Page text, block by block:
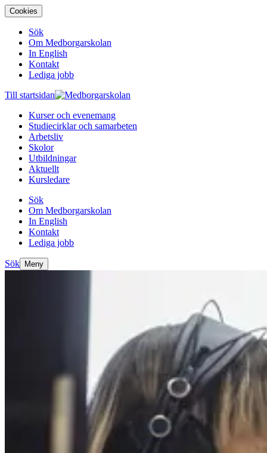
Cookies
Sök
Om Medborgarskolan
In English
Kontakt
Lediga jobb
Till startsidan
Kurser och evenemang
Studiecirklar och samarbeten
Arbetsliv
Skolor
Utbildningar
Aktuellt
Kursledare
Sök
Om Medborgarskolan
In English
Kontakt
Lediga jobb
Sök Meny